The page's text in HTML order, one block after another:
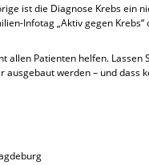
ist die Diagnose Krebs ein
Infotag „Aktiv gegen
allen Patienten helfen.
werden – und dass